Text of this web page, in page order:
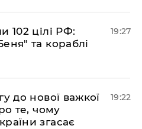
102 цілі РФ:
та кораблі
19:27
до нової важкої
те, чому
згасає
19:22